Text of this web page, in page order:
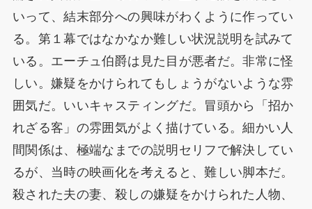
いって、結末部分への興味がわくように作ってい
る。第１幕ではなかなか難しい状況説明を試みて
いる。エーチュ伯爵は見た目が悪者だ。非常に怪
しい。嫌疑をかけられてもしょうがないような雰
囲気だ。いいキャスティングだ。冒頭から「招か
れざる客」の雰囲気がよく描けている。細かい人
間関係は、極端なまでの説明セリフで解決してい
るが、当時の映画化を考えると、難しい脚本だ。
殺された夫の妻、殺しの嫌疑をかけられた人物、